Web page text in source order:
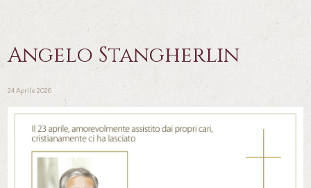
Angelo Stangherlin
24 Aprile 2026